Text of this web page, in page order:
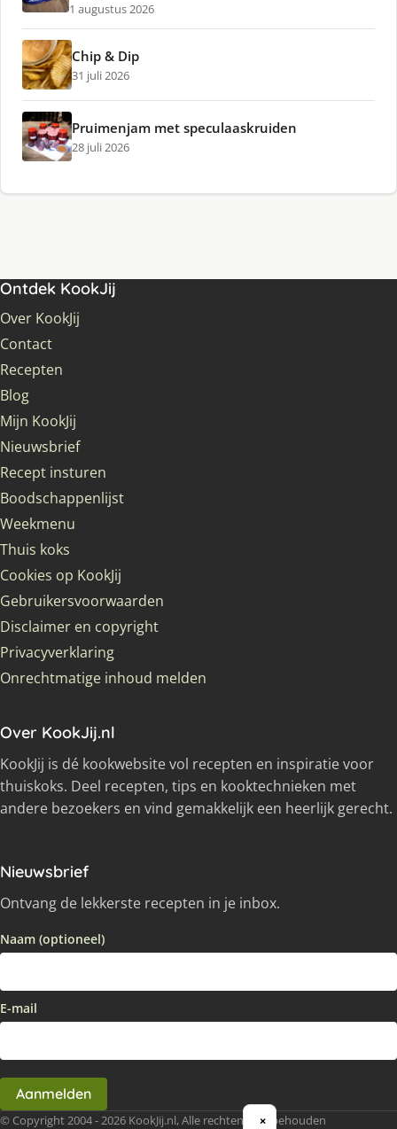
1 augustus 2026
Chip & Dip
31 juli 2026
Pruimenjam met speculaaskruiden
28 juli 2026
Ontdek KookJij
Over KookJij
Contact
Recepten
Blog
Mijn KookJij
Nieuwsbrief
Recept insturen
Boodschappenlijst
Weekmenu
Thuis koks
Cookies op KookJij
Gebruikersvoorwaarden
Disclaimer en copyright
Privacyverklaring
Onrechtmatige inhoud melden
Over KookJij.nl
KookJij is dé kookwebsite vol recepten en inspiratie voor
thuiskoks. Deel recepten, tips en kooktechnieken met
andere bezoekers en vind gemakkelijk een heerlijk gerecht.
Nieuwsbrief
Ontvang de lekkerste recepten in je inbox.
Naam (optioneel)
E-mail
Aanmelden
© Copyright 2004 - 2026 KookJij.nl, Alle rechten voorbehouden
×